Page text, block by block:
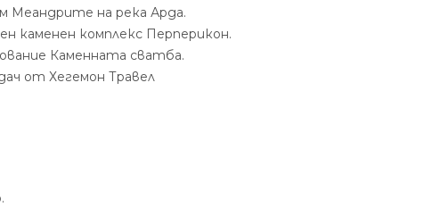
Меандрите на река Арда.
каменен комплекс Перперикон.
Каменната сватба.
от Хегемон Травел